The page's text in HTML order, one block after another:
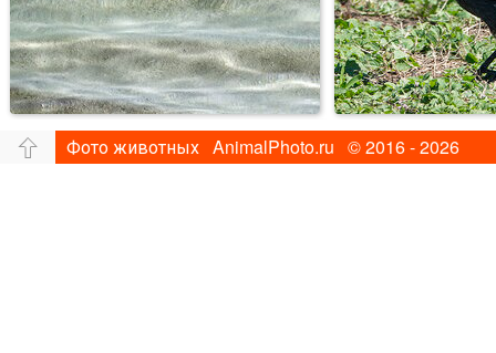
Фото животных AnimalPhoto.ru © 2016 - 2026